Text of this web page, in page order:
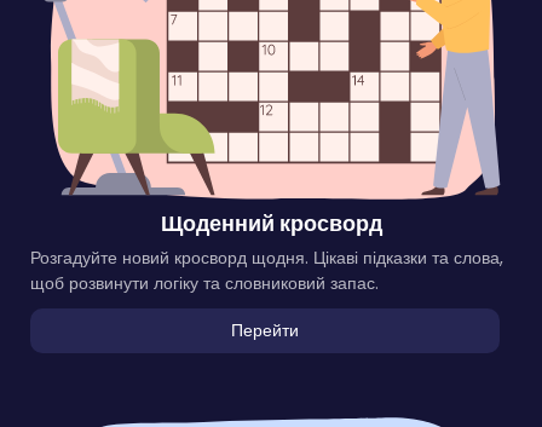
Щоденний кросворд
Розгадуйте новий кросворд щодня. Цікаві підказки та слова,
щоб розвинути логіку та словниковий запас.
Перейти